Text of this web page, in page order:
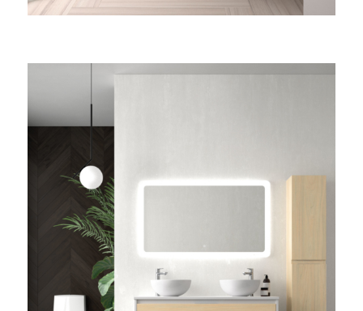
Moonshot connects traders with new token
Built-in safety scanners help identify rug-pull risks